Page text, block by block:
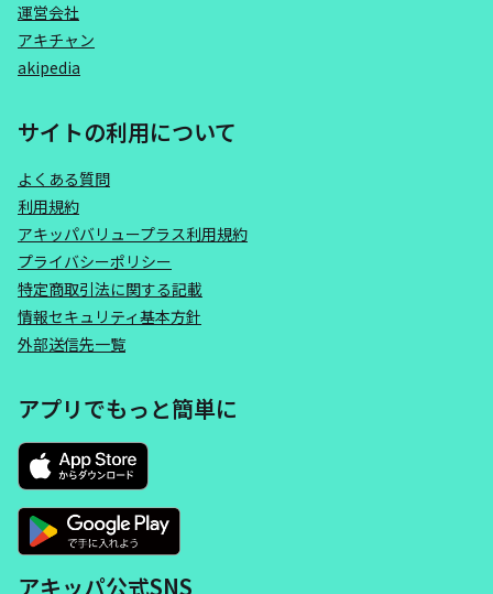
運営会社
アキチャン
akipedia
サイトの利用について
よくある質問
利用規約
アキッパバリュープラス利用規約
プライバシーポリシー
特定商取引法に関する記載
情報セキュリティ基本方針
外部送信先一覧
アプリでもっと簡単に
アキッパ公式SNS